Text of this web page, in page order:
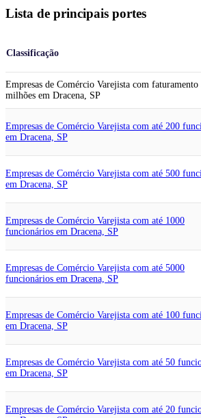
Lista de principais portes
Classificação
Empresas de Comércio Varejista com faturamento
milhões em Dracena, SP
Empresas de Comércio Varejista com até 200
em Dracena, SP
Empresas de Comércio Varejista com até 500
em Dracena, SP
Empresas de Comércio Varejista com até 1000
funcionários em Dracena, SP
Empresas de Comércio Varejista com até 5000
funcionários em Dracena, SP
Empresas de Comércio Varejista com até 100
em Dracena, SP
Empresas de Comércio Varejista com até 50
em Dracena, SP
Empresas de Comércio Varejista com até 20